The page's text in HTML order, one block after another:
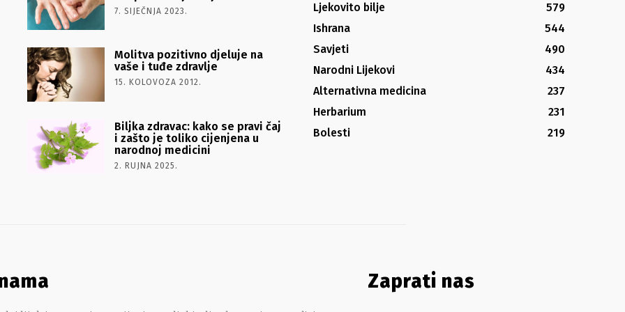
7. SIJEČNJA 2023.
Molitva pozitivno djeluje na
vaše i tuđe zdravlje
15. KOLOVOZA 2012.
Biljka zdravac: kako se pravi čaj
i zašto je toliko cijenjena u
narodnoj medicini
2. RUJNA 2025.
Ljekovito bilje
579
Ishrana
544
Savjeti
490
Narodni Lijekovi
434
Alternativna medicina
237
Herbarium
231
Bolesti
219
Zaprati nas